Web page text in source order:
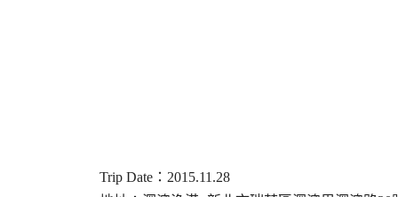
Trip Date：2015.11.28